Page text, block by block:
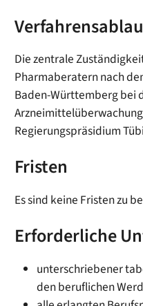
Die zentrale
Pharmaberatern nach
Baden-Württemberg bei
Regierungspräsidium
Fristen
Es sind keine Fristen zu
Erforderliche
unterschriebener
den beruflichen